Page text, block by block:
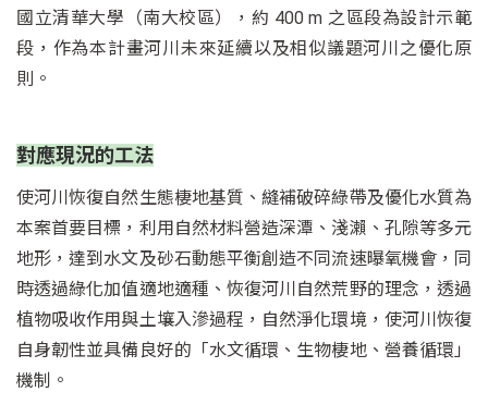
國立清華大學（南大校區），約 400 m 之區段為設計示範
段，作為本計畫河川未來延續以及相似議題河川之優化原
則。
對應現況的工法
使河川恢復自然生態棲地基質、縫補破碎綠帶及優化水質為
本案首要目標，利用自然材料營造深潭、淺瀨、孔隙等多元
地形，達到水文及砂石動態平衡創造不同流速曝氧機會，同
時透過綠化加值適地適種、恢復河川自然荒野的理念，透過
植物吸收作用與土壤入滲過程，自然淨化環境，使河川恢復
自身韌性並具備良好的「水文循環、生物棲地、營養循環」
機制。